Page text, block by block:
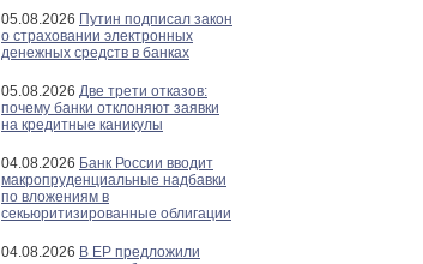
05.08.2026 Путин подписал закон
о страховании электронных
денежных средств в банках
05.08.2026 Две трети отказов:
почему банки отклоняют заявки
на кредитные каникулы
04.08.2026 Банк России вводит
макропруденциальные надбавки
по вложениям в
секьюритизированные облигации
04.08.2026 В ЕР предложили